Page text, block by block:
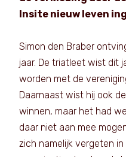
Insite nieuw leven
Simon den Braber
jaar. De triatleet wist dit
worden met de
Daarnaast wist hij ook
winnen, maar het had
daar niet aan mee
zich namelijk vergeten